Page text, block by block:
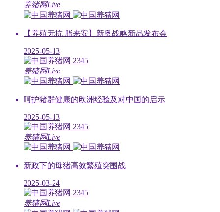
养猪网Live
【养殖无抗 脂来安】新奥战略新品发布会
2025-05-13
2345
养猪网Live
呵护猪群健康的欧洲经验及对中国的启示
2025-05-13
2345
养猪网Live
新政下的母猪高效繁殖突围战
2025-03-24
2345
养猪网Live